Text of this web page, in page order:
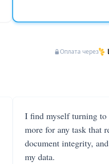
Оплата через
I find myself turning to
more for any task that
document integrity,
my data.